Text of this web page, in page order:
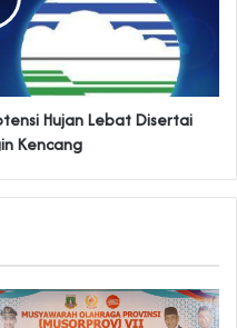
Hujan Lebat Disertai
Kencang